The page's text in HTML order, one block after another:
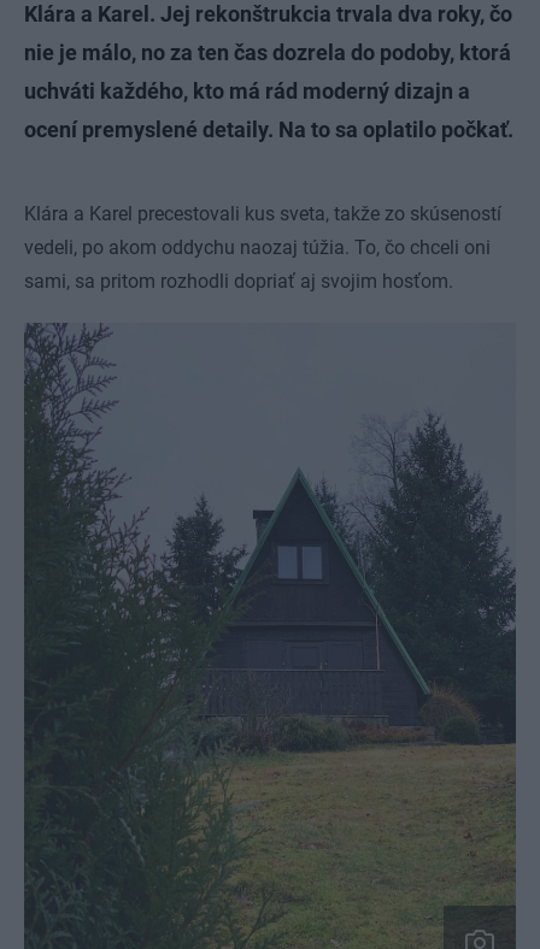
Klára a Karel. Jej rekonštrukcia trvala dva roky, čo
nie je málo, no za ten čas dozrela do podoby, ktorá
uchváti každého, kto má rád moderný dizajn a
ocení premyslené detaily. Na to sa oplatilo počkať.
Klára a Karel precestovali kus sveta, takže zo skúseností
vedeli, po akom oddychu naozaj túžia. To, čo chceli oni
sami, sa pritom rozhodli dopriať aj svojim hosťom.